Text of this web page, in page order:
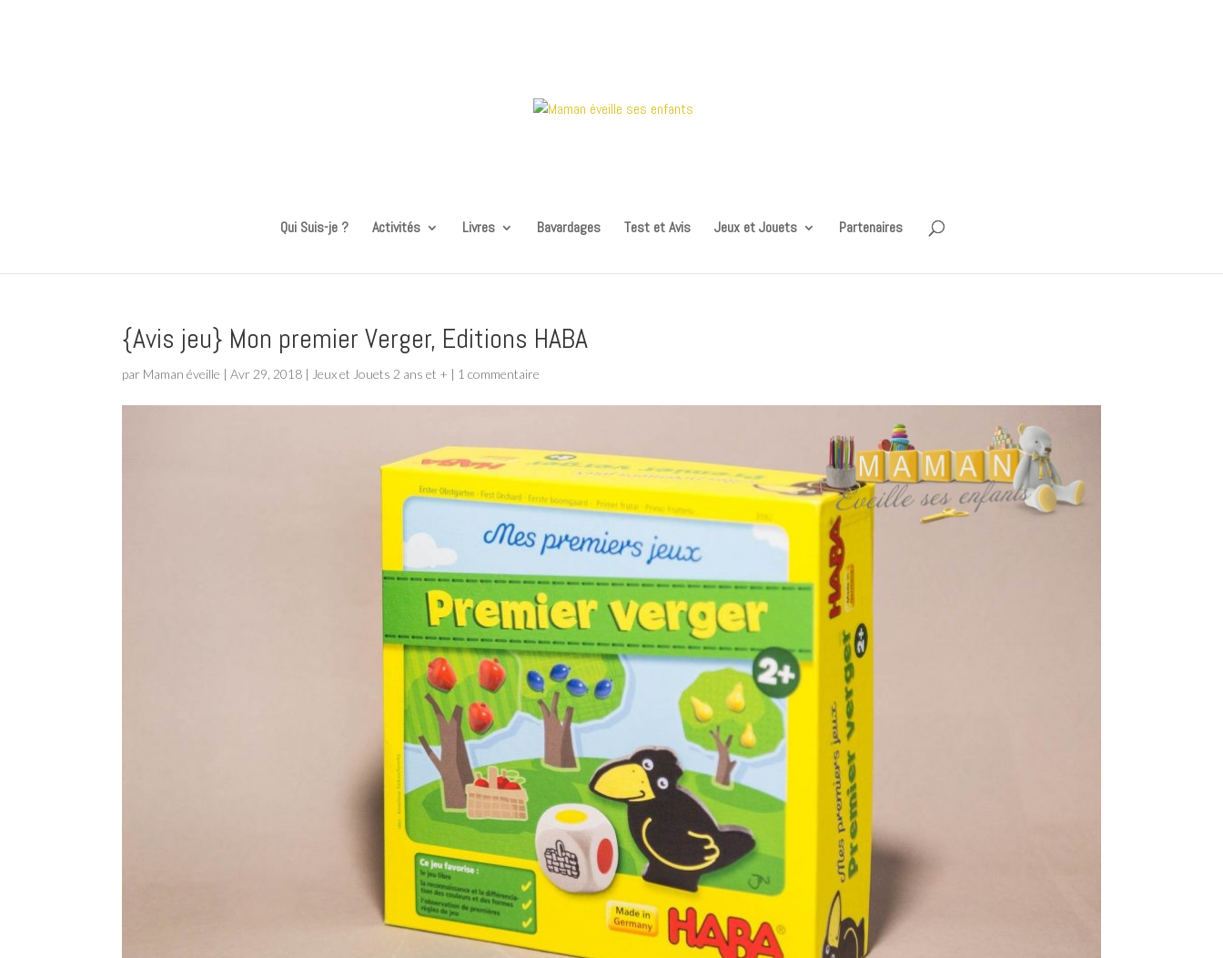
Qui Suis-je ? Activités Livres Bavardages Test et Avis Jeux et Jouets Partenaires
{Avis jeu} Mon premier Verger, Editions HABA
par Maman éveille |Avr 29, 2018 | Jeux et Jouets 2 ans et + | 1 commentaire